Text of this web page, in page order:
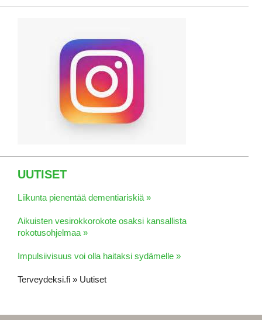
UUTISET
Liikunta pienentää dementiariskiä »
Aikuisten vesirokkorokote osaksi kansallista
rokotusohjelmaa »
Impulsiivisuus voi olla haitaksi sydämelle »
Terveydeksi.fi » Uutiset